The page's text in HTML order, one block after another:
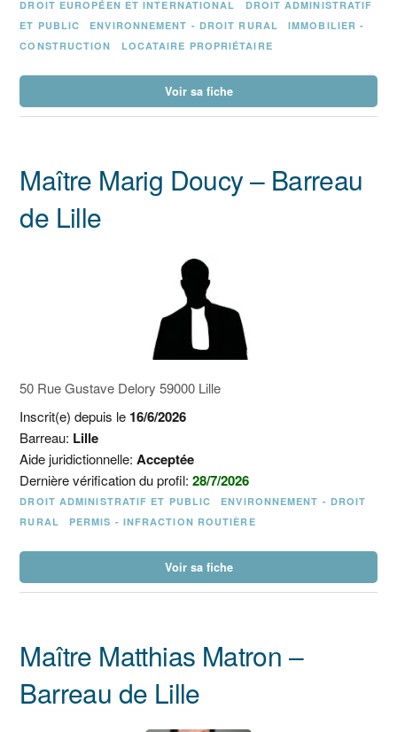
DROIT EUROPÉEN ET INTERNATIONAL
DROIT ADMINISTRATIF
ET PUBLIC
ENVIRONNEMENT - DROIT RURAL
IMMOBILIER -
CONSTRUCTION
LOCATAIRE PROPRIÉTAIRE
Voir sa fiche
Maître Marig Doucy – Barreau
de Lille
50 Rue Gustave Delory 59000 Lille
Inscrit(e) depuis le 16/6/2026
Barreau: Lille
Aide juridictionnelle:Acceptée
Dernière vérification du profil:28/7/2026
DROIT ADMINISTRATIF ET PUBLIC
ENVIRONNEMENT - DROIT
RURAL
PERMIS - INFRACTION ROUTIÈRE
Voir sa fiche
Maître Matthias Matron –
Barreau de Lille